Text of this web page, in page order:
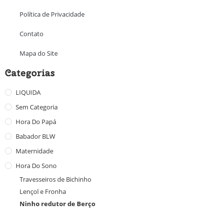
Política de Privacidade
Contato
Mapa do Site
Categorias
LIQUIDA
Sem Categoria
Hora Do Papá
Babador BLW
Maternidade
Hora Do Sono
Travesseiros de Bichinho
Lençol e Fronha
Ninho redutor de Berço